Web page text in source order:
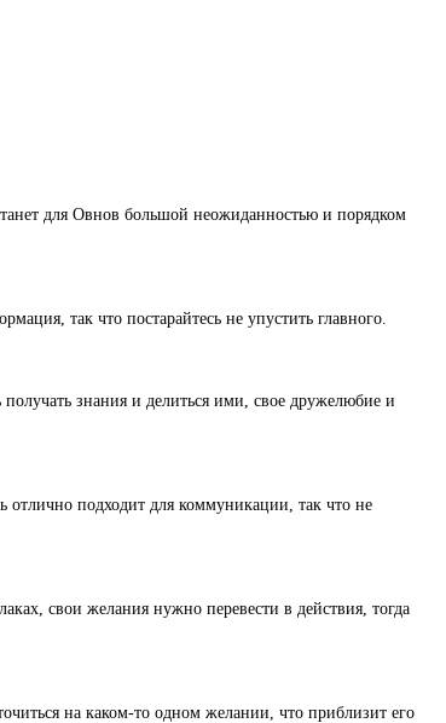
для Овнов большой неожиданностью и порядком
так что постарайтесь не упустить главного.
получать знания и делиться ими, свое дружелюбие и
отлично подходит для коммуникации, так что не
свои желания нужно перевести в действия, тогда
на каком-то одном желании, что приблизит его